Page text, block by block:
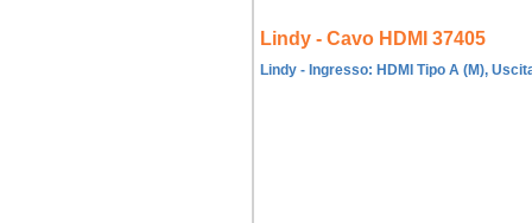
Lindy - Cavo HDMI 37405
Lindy - Ingresso: HDMI Tipo A (M),